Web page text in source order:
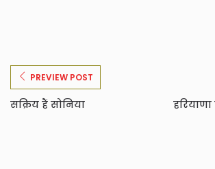
PREVIEW POST
सक्रिय हैं सोनिया